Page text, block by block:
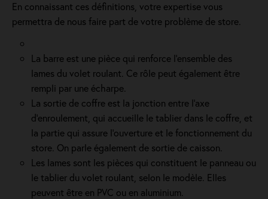
En connaissant ces définitions, votre expertise vous
permettra de nous faire part de votre problème de store.
La barre est une pièce qui renforce l’ensemble des
lames du volet roulant. Ce rôle peut également être
rempli par une écharpe.
La sortie de coffre est la jonction entre l’axe
d’enroulement, qui accueille le tablier dans le coffre, et
la partie qui assure l’ouverture et le fonctionnement du
store. On parle également de sortie de caisson.
Les lames sont les pièces qui constituent le panneau ou
le tablier du volet roulant, selon le modèle. Elles
peuvent être en PVC ou en aluminium.